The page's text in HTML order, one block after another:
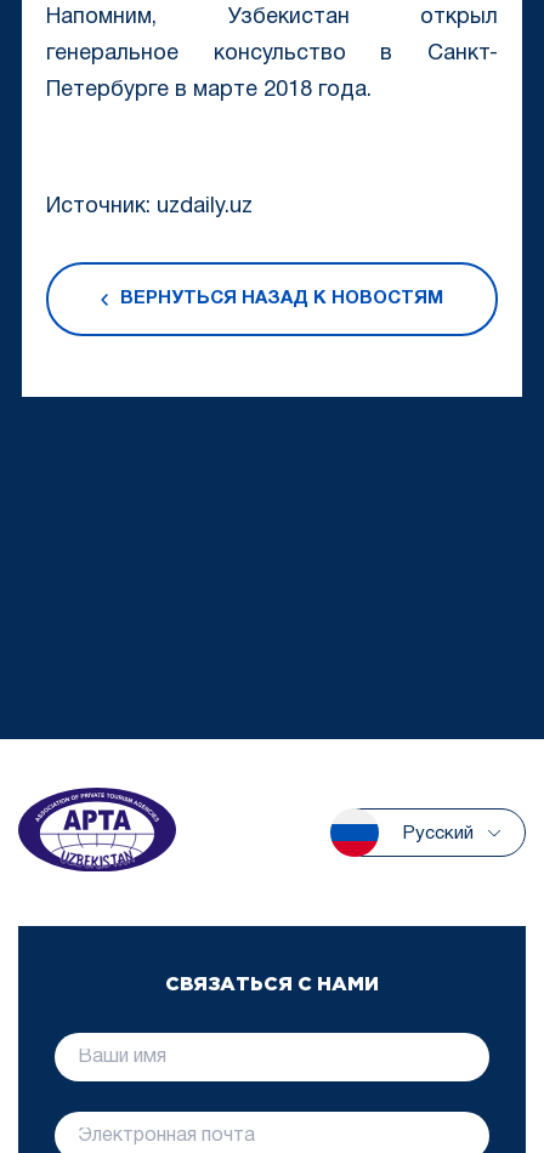
Напомним, Узбекистан открыл
генеральное консульство в Санкт-
Петербурге в марте 2018 года.
Источник: uzdaily.uz
ВЕРНУТЬСЯ НАЗАД К НОВОСТЯМ
Русский
СВЯЗАТЬСЯ С НАМИ